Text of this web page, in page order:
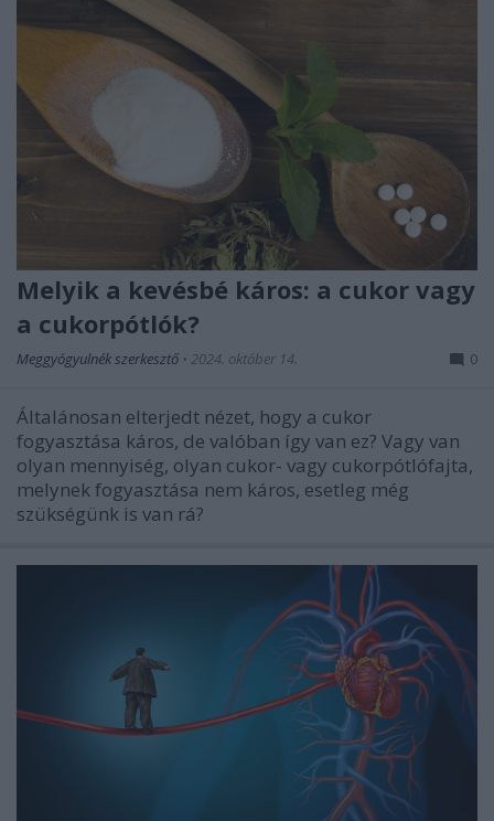
Melyik a kevésbé káros: a cukor vagy
a cukorpótlók?
Meggyógyulnék szerkesztő • 2024. október 14. 0
Általánosan elterjedt nézet, hogy a cukor
fogyasztása káros, de valóban így van ez? Vagy van
olyan mennyiség, olyan cukor- vagy cukorpótlófajta,
melynek fogyasztása nem káros, esetleg még
szükségünk is van rá?